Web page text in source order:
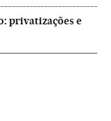
privatizações e